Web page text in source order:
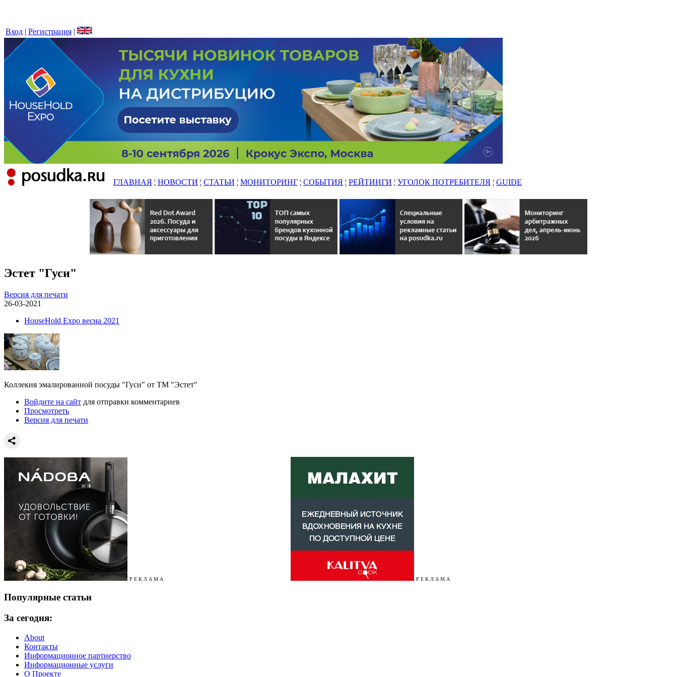
Вход | Регистрация |
ГЛАВНАЯ ¦ НОВОСТИ ¦ СТАТЬИ ¦ МОНИТОРИНГ ¦ СОБЫТИЯ ¦ РЕЙТИНГИ ¦ УГОЛОК ПОТРЕБИТЕЛЯ ¦ GUIDE
Эстет "Гуси"
Версия для печати
26-03-2021
HouseHold Expo весна 2021
Коллекия эмалированной посуды "Гуси" от ТМ "Эстет"
Войдите на сайт для отправки комментариев
Просмотреть
Версия для печати
Р Е К Л А М А Р Е К Л А М А
Популярные статьи
За сегодня:
About
Контакты
Информационное партнерство
Информационные услуги
О Проекте